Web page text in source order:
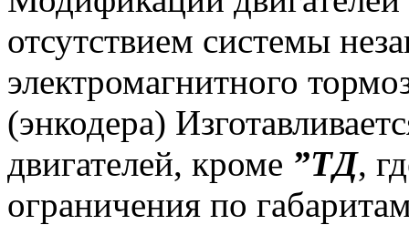
отсутствием системы
электромагнитного
(энкодера)
двигателей, кроме ”ТД,
ограничения по